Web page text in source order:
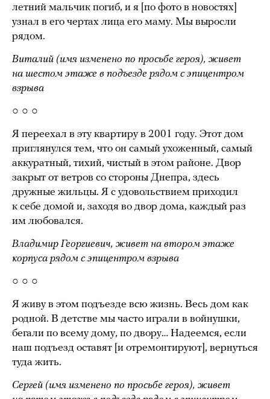
летний мальчик погиб, и я [по фото в новостях]
узнал в его чертах лица его маму. Мы выросли
рядом.
Виталий (имя изменено по просьбе героя), живет
на шестом этаже в подъезде рядом с эпицентром
взрыва
○ ○ ○
Я переехал в эту квартиру в 2001 году. Этот дом
приглянулся тем, что он самый ухоженный, самый
аккуратный, тихий, чистый в этом районе. Двор
закрыт от ветров со стороны Днепра, здесь
дружные жильцы. Я с удовольствием приходил
к себе домой и, заходя во двор дома, каждый раз
им любовался.
Владимир Георгиевич, живет на втором этаже
корпуса рядом с эпицентром взрыва
○ ○ ○
Я живу в этом подъезде всю жизнь. Весь дом как
родной. В детстве мы часто играли в войнушки,
бегали по всему дому, по двору… Надеемся, если
наш подъезд оставят [и отремонтируют], вернуться
туда жить.
Сергей (имя изменено по просьбе героя), живет